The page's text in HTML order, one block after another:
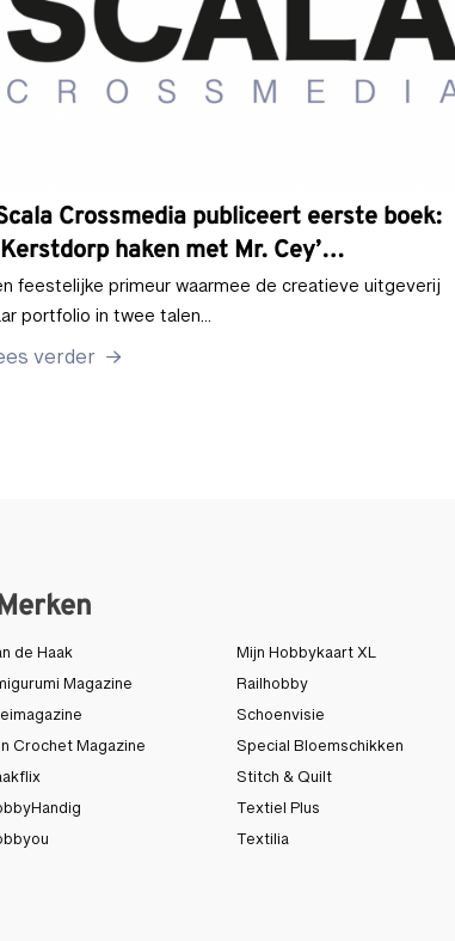
Crossmedia publiceert eerste boek:
haken met Mr. Cey’…
feestelijke primeur waarmee de creatieve uitgeverij
portfolio in twee talen…
verder
de Haak
Magazine
Crochet Magazine
Mijn Hobbykaart XL
Railhobby
Schoenvisie
Special Bloemschikken
Stitch & Quilt
Textiel Plus
Textilia